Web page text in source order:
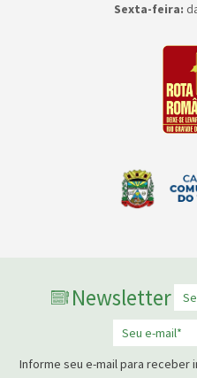
Sexta-feira:
Newsletter
Informe seu e-mail para receber